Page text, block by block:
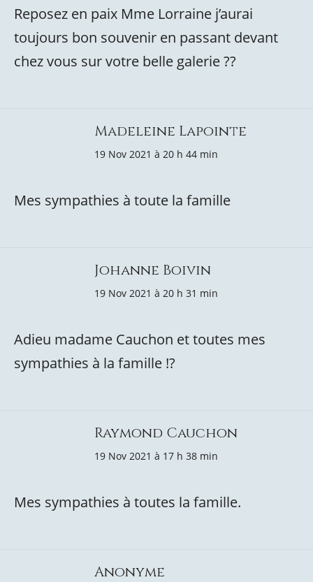
Reposez en paix Mme Lorraine j’aurai
toujours bon souvenir en passant devant
chez vous sur votre belle galerie ??
Madeleine Lapointe
19 Nov 2021 à 20 h 44 min
Mes sympathies à toute la famille
Johanne Boivin
19 Nov 2021 à 20 h 31 min
Adieu madame Cauchon et toutes mes
sympathies à la famille !?
Raymond Cauchon
19 Nov 2021 à 17 h 38 min
Mes sympathies à toutes la famille.
Anonyme